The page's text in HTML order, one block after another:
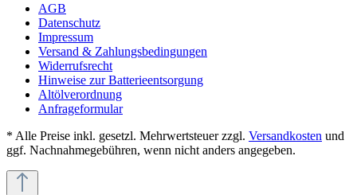
AGB
Datenschutz
Impressum
Versand & Zahlungsbedingungen
Widerrufsrecht
Hinweise zur Batterieentsorgung
Altölverordnung
Anfrageformular
* Alle Preise inkl. gesetzl. Mehrwertsteuer zzgl. Versandkosten und
ggf. Nachnahmegebühren, wenn nicht anders angegeben.